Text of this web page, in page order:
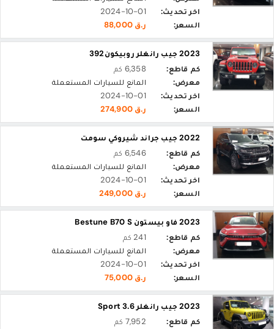
اخر تحديث:
2024-10-01
السعر:
ر.ق 88,000
2023 جيب رانغلر روبيكون392
كم قاطع:
6,358 كم
معرض:
المانع للسيارات المستعملة
اخر تحديث:
2024-10-01
السعر:
ر.ق 274,900
2022 جيب جراند شيروكي سومت
كم قاطع:
6,546 كم
معرض:
المانع للسيارات المستعملة
اخر تحديث:
2024-10-01
السعر:
ر.ق 249,000
2023 فاو بيستون Bestune B70 S
كم قاطع:
241 كم
معرض:
المانع للسيارات المستعملة
اخر تحديث:
2024-10-01
السعر:
ر.ق 75,000
2023 جيب رانغلر Sport 3.6
كم قاطع:
7,952 كم